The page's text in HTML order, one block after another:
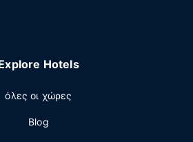
Hotels
όλες οι χώρες
Blog